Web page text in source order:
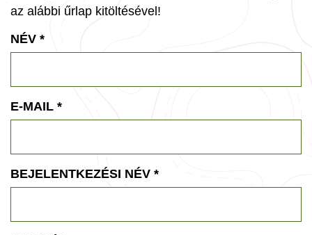
az alábbi űrlap kitöltésével!
NÉV *
E-MAIL *
BEJELENTKEZÉSI NÉV *